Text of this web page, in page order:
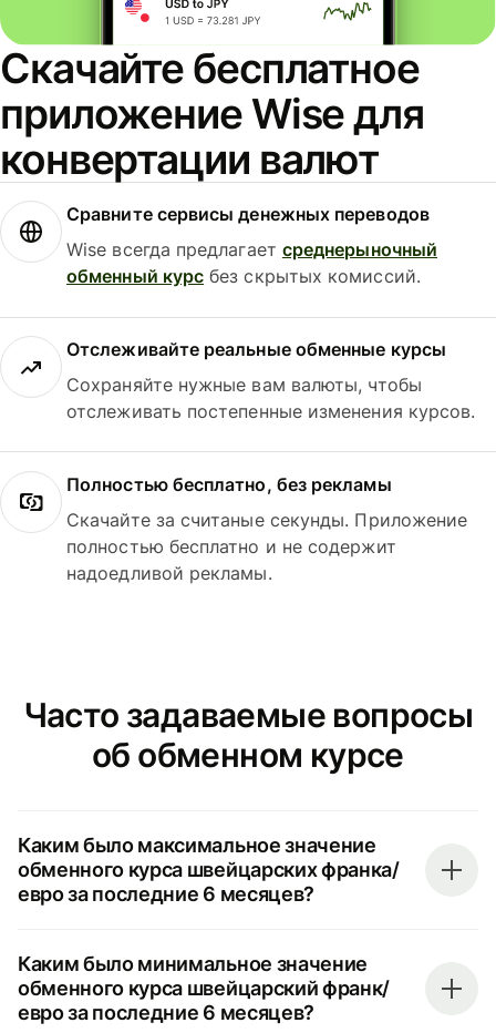
Скачайте бесплатное
приложение Wise для
конвертации валют
Сравните сервисы денежных переводов
Wise всегда предлагает среднерыночный
обменный курс без скрытых комиссий.
Отслеживайте реальные обменные курсы
Сохраняйте нужные вам валюты, чтобы
отслеживать постепенные изменения курсов.
Полностью бесплатно, без рекламы
Скачайте за считаные секунды. Приложение
полностью бесплатно и не содержит
надоедливой рекламы.
Часто задаваемые вопросы
об обменном курсе
Каким было максимальное значение
обменного курса швейцарских франка/
евро за последние 6 месяцев?
Каким было минимальное значение
обменного курса швейцарский франк/
евро за последние 6 месяцев?